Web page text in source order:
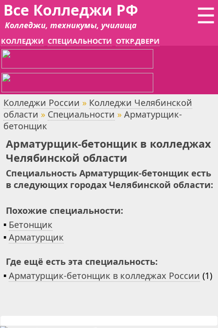
☰
Все Колледжи РФ
Колледжи, техникумы, училища
КОЛЛЕДЖИ СПЕЦИАЛЬНОСТИ ОТКР.ДВЕРИ
Колледжи России » Колледжи Челябинской
области » Специальности » Арматурщик-
бетонщик
Арматурщик-бетонщик в колледжах
Челябинской области
Специальность Арматурщик-бетонщик есть
в следующих городах Челябинской области:
Похожие специальности:
▪ Бетонщик
▪ Арматурщик
Где ещё есть эта специальность:
▪ Арматурщик-бетонщик в колледжах России (1)